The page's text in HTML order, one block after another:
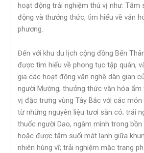
hoạt động trải nghiệm thú vị như: Tắm
động và thưởng thức, tìm hiểu về văn
phương.
Đến với khu du lịch cộng đồng Bến
được tìm hiểu về phong tục tập quán,
gia các hoạt động văn nghệ dân gian
người Mường; thưởng thức văn hóa
vị đặc trưng vùng Tây Bắc với các
từ những nguyên liệu tươi sẵn có; trải
thuốc người Dao, ngâm mình trong
hoặc được tắm suối mát lạnh giữa
nhiên hùng vĩ; trải nghiệm mặc trang